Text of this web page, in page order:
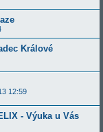
Králové
12:59
- Výuka u Vás